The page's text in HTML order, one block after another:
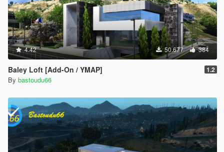
4.42 50.677 384
Baley Loft [Add-On / YMAP] 1.2
By bastoudu66